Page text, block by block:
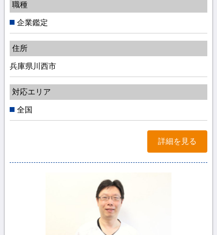
職種
企業鑑定
住所
兵庫県川西市
対応エリア
全国
詳細を見る